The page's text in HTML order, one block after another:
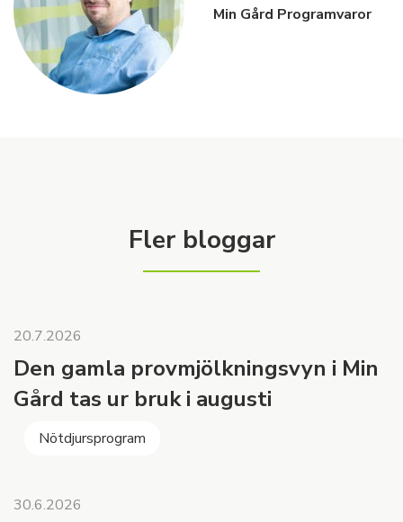
Min Gård Programvaror
Fler bloggar
20.7.2026
Den gamla provmjölkningsvyn i Min
Gård tas ur bruk i augusti
Nötdjursprogram
30.6.2026